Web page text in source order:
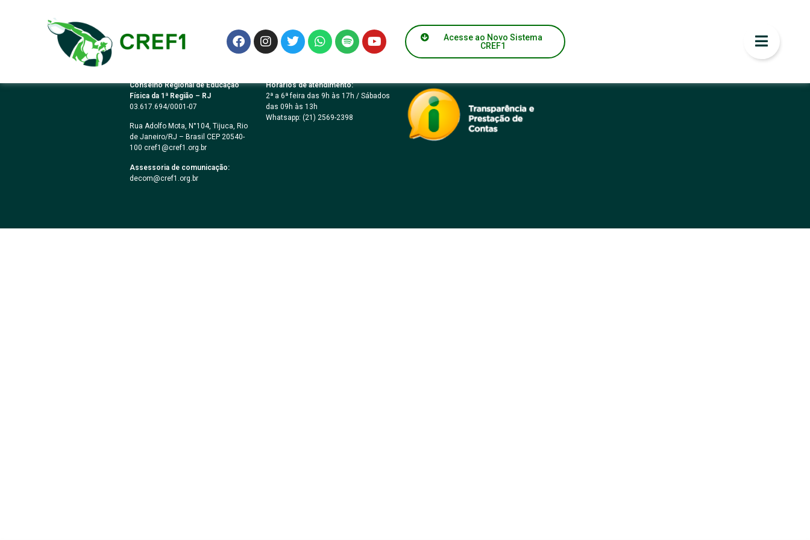
Acesse ao Novo Sistema
CREF1
PREGÃO ELETRÔNICO Nº 009/2021 – MENOR PREÇO
Conselho Regional de Educação
Física da 1ª Região – RJ
03.617.694/0001-07
Rua Adolfo Mota, N°104, Tijuca, Rio
de Janeiro/RJ – Brasil CEP 20540-
100 cref1@cref1.org.br
Assessoria de comunicação:
decom@cref1.org.br
Horários de atendimento:
2ª a 6ª feira das 9h às 17h / Sábados
das 09h às 13h
Whatsapp: (21) 2569-2398